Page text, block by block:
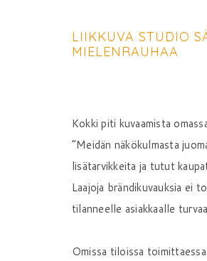
LIIKKUVA STUDIO
MIELENRAUHAA
Kokki piti kuvaamista
”Meidän näkökulmasta
lisätarvikkeita ja tutut
Laajoja brändikuvauksia ei
tilanneelle asiakkaalle
Omissa tiloissa